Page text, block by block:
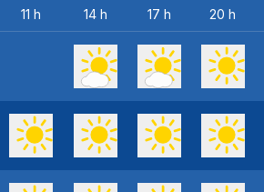
11 h 14 h 17 h 20 h